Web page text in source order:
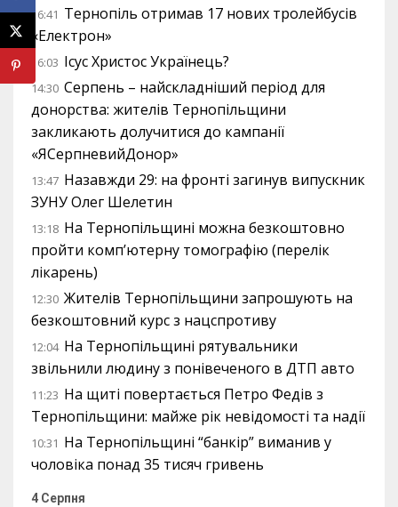
16:41 Тернопіль отримав 17 нових тролейбусів
«Електрон»
16:03 Ісус Христос Українець?
14:30 Серпень – найскладніший період для
донорства: жителів Тернопільщини
закликають долучитися до кампанії
«ЯСерпневийДонор»
13:47 Назавжди 29: на фронті загинув випускник
ЗУНУ Олег Шелетин
13:18 На Тернопільщині можна безкоштовно
пройти комп’ютерну томографію (перелік
лікарень)
12:30 Жителів Тернопільщини запрошують на
безкоштовний курс з нацспротиву
12:04 На Тернопільщині рятувальники
звільнили людину з понівеченого в ДТП авто
11:23 На щиті повертається Петро Федів з
Тернопільщини: майже рік невідомості та надії
10:31 На Тернопільщині “банкір” виманив у
чоловіка понад 35 тисяч гривень
4 Серпня